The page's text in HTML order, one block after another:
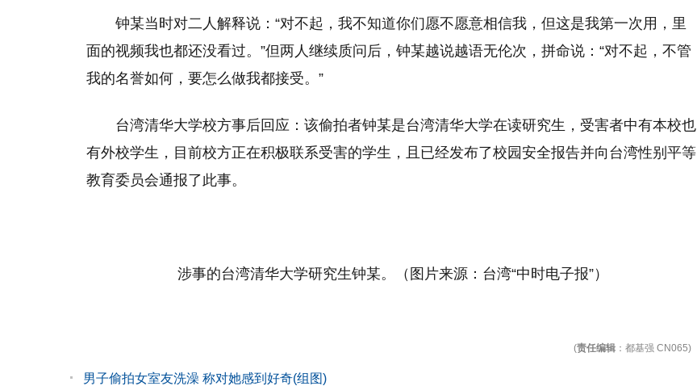
钟某当时对二人解释说：“对不起，我不知道你们愿不愿意相信我，但这是我第一次用，里
面的视频我也都还没看过。”但两人继续质问后，钟某越说越语无伦次，拼命说：“对不起，不管
我的名誉如何，要怎么做我都接受。”
台湾清华大学校方事后回应：该偷拍者钟某是台湾清华大学在读研究生，受害者中有本校也
有外校学生，目前校方正在积极联系受害的学生，且已经发布了校园安全报告并向台湾性别平等
教育委员会通报了此事。
涉事的台湾清华大学研究生钟某。（图片来源：台湾“中时电子报”）
(责任编辑 ：都基强 CN065)
男子偷拍女室友洗澡 称对她感到好奇(组图)